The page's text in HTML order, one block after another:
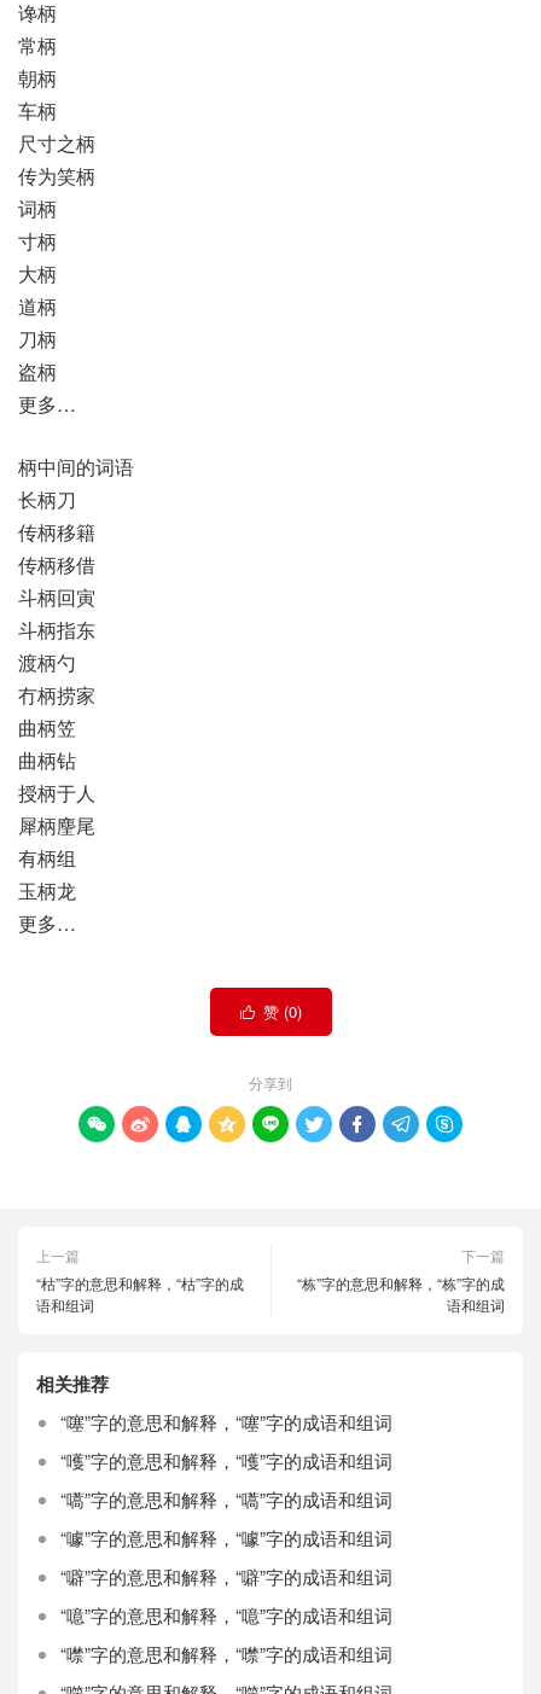
谗柄
常柄
朝柄
车柄
尺寸之柄
传为笑柄
词柄
寸柄
大柄
道柄
刀柄
盗柄
更多…
柄中间的词语
长柄刀
传柄移籍
传柄移借
斗柄回寅
斗柄指东
渡柄勺
冇柄捞家
曲柄笠
曲柄钻
授柄于人
犀柄麈尾
有柄组
玉柄龙
更多…
 赞 (0)
分享到
        
上一篇
“枯”字的意思和解释，“枯”字的成
语和组词
下一篇
“栋”字的意思和解释，“栋”字的成
语和组词
相关推荐
“噻”字的意思和解释，“噻”字的成语和组词
“嚄”字的意思和解释，“嚄”字的成语和组词
“嚆”字的意思和解释，“嚆”字的成语和组词
“噱”字的意思和解释，“噱”字的成语和组词
“噼”字的意思和解释，“噼”字的成语和组词
“噫”字的意思和解释，“噫”字的成语和组词
“噤”字的意思和解释，“噤”字的成语和组词